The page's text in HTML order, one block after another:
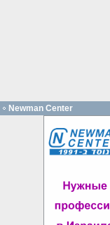
Newman Center